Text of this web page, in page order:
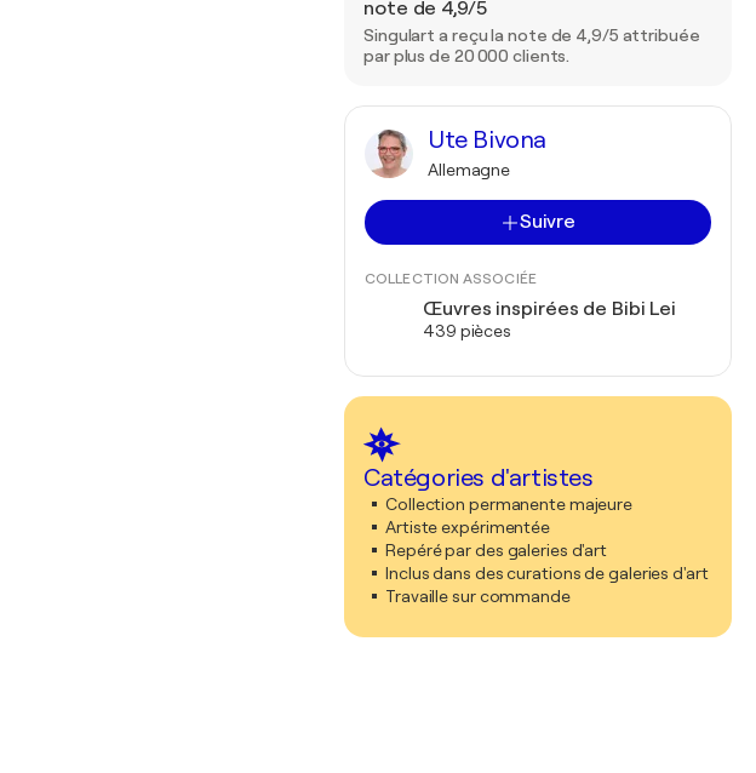
note de 4,9/5
Singulart a reçu la note de 4,9/5 attribuée
par plus de 20 000 clients.
Ute Bivona
Allemagne
Suivre
COLLECTION ASSOCIÉE
Œuvres inspirées de Bibi Lei
439 pièces
Catégories d'artistes
Collection permanente majeure
Artiste expérimentée
Repéré par des galeries d'art
Inclus dans des curations de galeries d'art
Travaille sur commande